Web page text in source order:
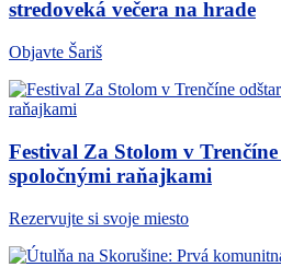
stredoveká večera na hrade
Objavte Šariš
Festival Za Stolom v
spoločnými raňajkami
Rezervujte si svoje miesto